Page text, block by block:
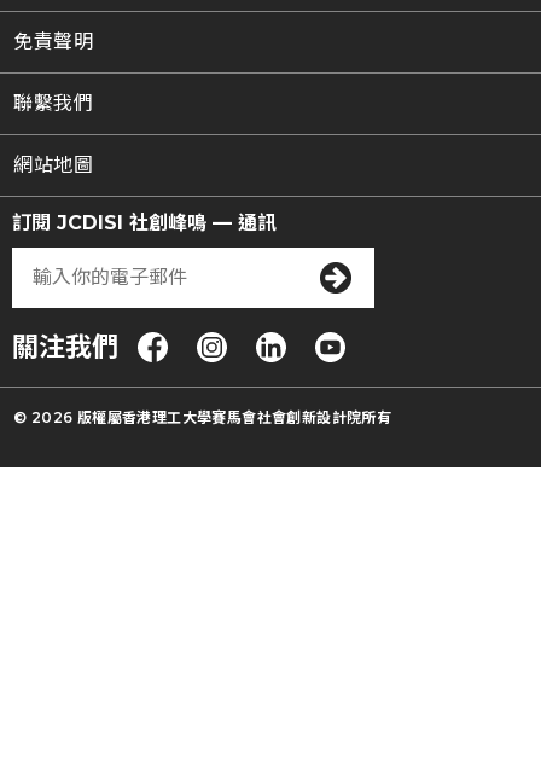
免責聲明
聯繫我們
網站地圖
訂閱 JCDISI 社創峰鳴 — 通訊
關注我們
© 2026 版權屬香港理工大學賽馬會社會創新設計院所有